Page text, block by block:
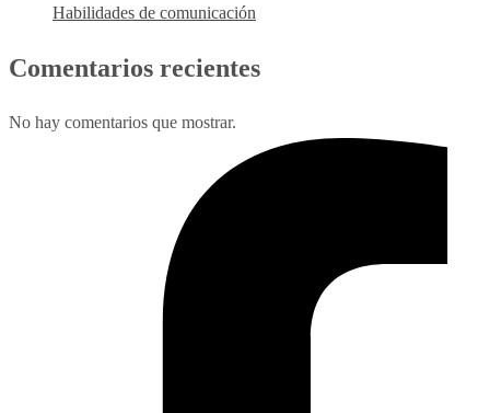
Habilidades de comunicación
Comentarios recientes
No hay comentarios que mostrar.